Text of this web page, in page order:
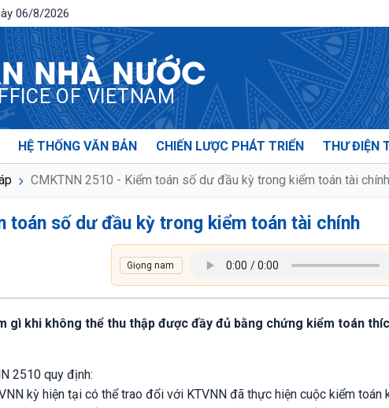
06/8/2026
NHÀ NƯỚC
OF VIETNAM
HỆ THỐNG VĂN BẢN CHIẾN LƯỢC PHÁT TRIỂN THƯ ĐIỆN
CMKTNN 2510 - Kiểm toán số dư đầu kỳ trong kiểm toán tài chính
toán số dư đầu kỳ trong kiểm toán tài chính
gì khi không thể thu thập được đầy đủ bằng chứng kiểm toán
2510 quy định:
kỳ hiện tại có thể trao đổi với KTVNN đã thực hiện cuộc kiểm toán